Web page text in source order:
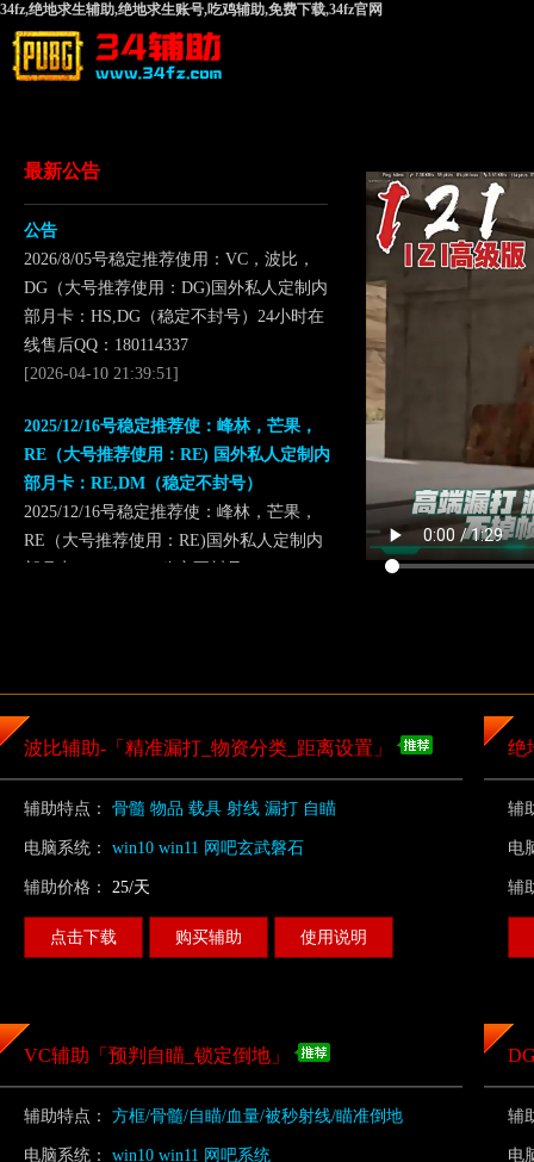
34fz,绝地求生辅助,绝地求生账号,吃鸡辅助,免费下载,34fz官网
最新公告
公告
2026/8/05号稳定推荐使用：VC，波比，
DG（大号推荐使用：DG)国外私人定制内
部月卡：HS,DG（稳定不封号）24小时在
线售后QQ：180114337
[2026-04-10 21:39:51]
2025/12/16号稳定推荐使：峰林，芒果，
RE（大号推荐使用：RE) 国外私人定制内
部月卡：RE,DM（稳定不封号）
2025/12/16号稳定推荐使：峰林，芒果，
RE（大号推荐使用：RE)国外私人定制内
2025/11/17号稳定推荐使用：空白，芒果，
[2025-11-17 11:42:23]
2025/10/29号稳定推荐使用：空白，芒果，
人定制内部月卡：RE,DM（稳定不封号）
2025/10/29号稳定推荐使用：空白，芒果，
[2025-10-29 21:55:44]
屠戳（强烈推荐使用:教皇，屠戳) 国外私
人定制内部月卡：RE,DM（稳定不封号）
波比辅助-「精准漏打_物资分类_距离设置」
辅助特点： 骨髓 物品 载具 射线 漏打 自瞄
电脑系统： win10 win11 网吧玄武磐石
辅助价格： 25/天
点击下载 购买辅助 使用说明
绝
辅
电
辅
VC辅助「预判自瞄_锁定倒地」
辅助特点： 方框/骨髓/自瞄/血量/被秒射线/瞄准倒地
电脑系统： win10 win11 网吧系统
辅
电